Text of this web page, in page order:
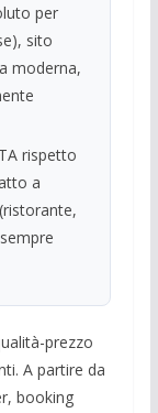
per
sito
moderna,
rispetto
a
prezzo
A partire da
booking